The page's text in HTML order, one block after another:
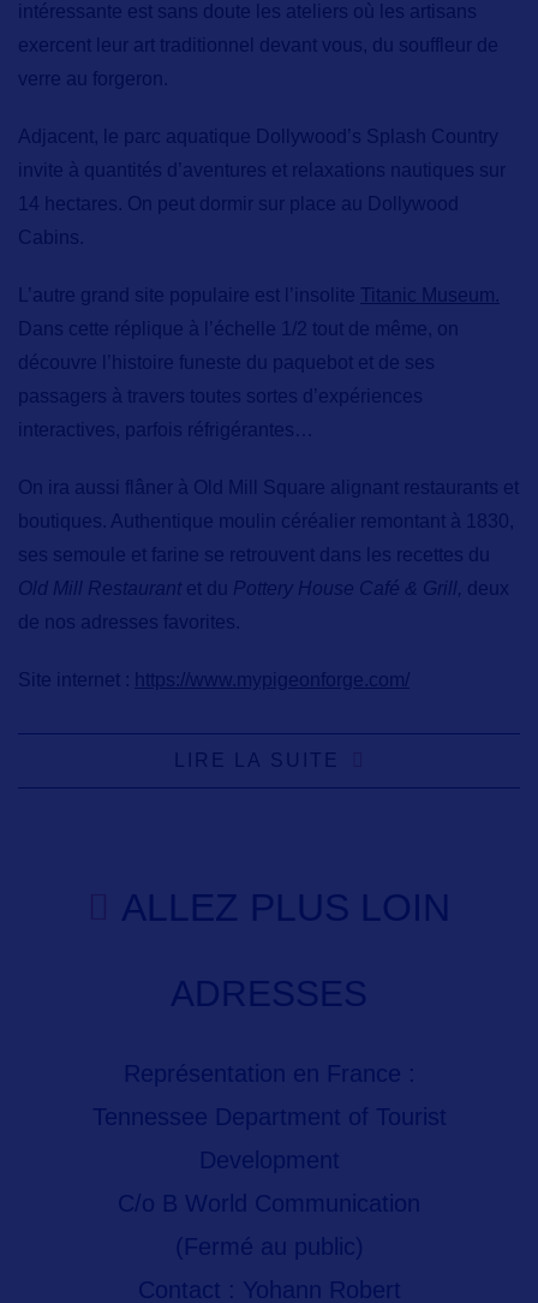
intéressante est sans doute les ateliers où les artisans
exercent leur art traditionnel devant vous, du souffleur de
verre au forgeron.
Adjacent, le parc aquatique Dollywood’s Splash Country
invite à quantités d’aventures et relaxations nautiques sur
14 hectares. On peut dormir sur place au
Dollywood
Cabins.
L’autre grand site populaire est l’insolite Titanic Museum.
Dans cette réplique à l’échelle 1/2 tout de même, on
découvre l’histoire funeste du paquebot et de ses
passagers à travers toutes sortes d’expériences
interactives, parfois réfrigérantes…
On ira aussi flâner à Old Mill Square alignant restaurants et
boutiques. Authentique moulin céréalier remontant à 1830,
ses semoule et farine se retrouvent dans les recettes du
Old Mill Restaurant et du Pottery House Café & Grill, deux
de nos adresses favorites.
Site internet : https://www.mypigeonforge.com/
LIRE LA SUITE
ALLEZ PLUS LOIN
ADRESSES
Représentation en France :
Tennessee Department of Tourist
Development
C/o B World Communication
(Fermé au public)
Contact : Yohann Robert